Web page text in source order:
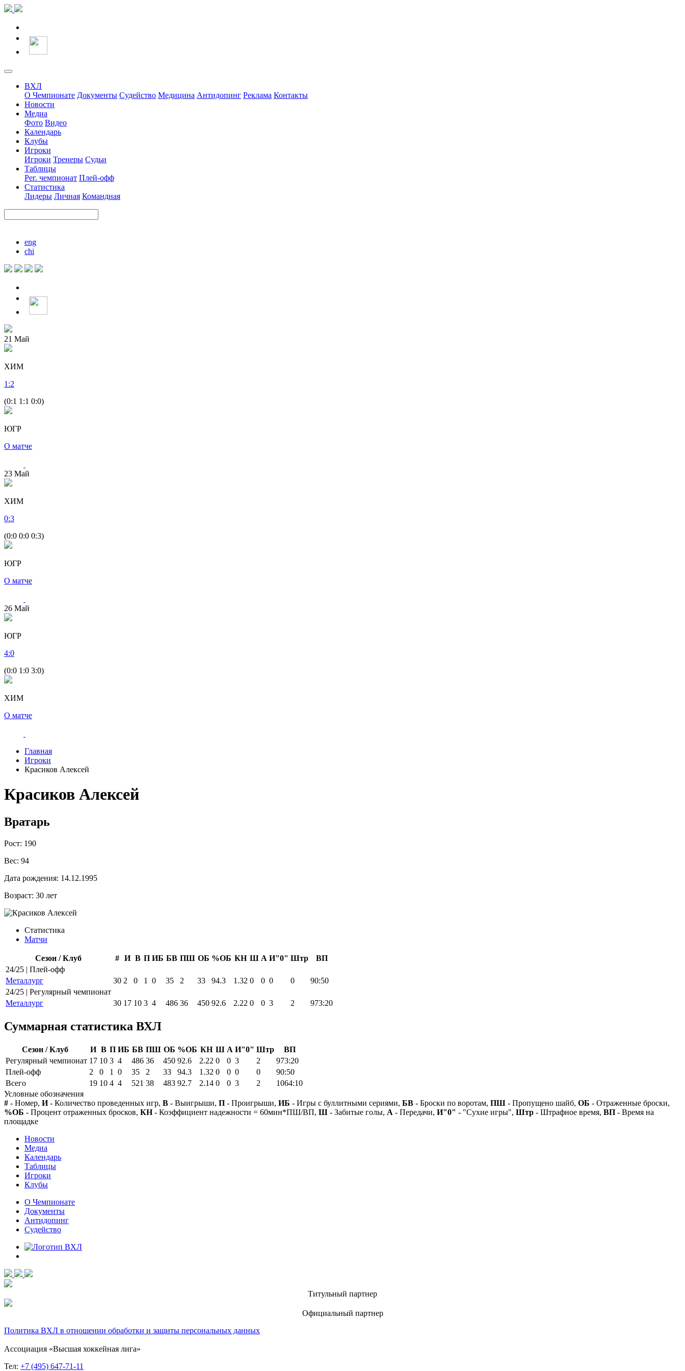
ВХЛ
О Чемпионате Документы Судейство Медицина Антидопинг Реклама Контакты
Новости
Медиа
Фото Видео
Календарь
Клубы
Игроки
Игроки Тренеры Судьи
Таблицы
Рег. чемпионат Плей-офф
Статистика
Лидеры Личная Командная
eng
chi
21 Май
ХИМ
1 :2
(0:1 1:1 0:0)
ЮГР
О матче
23 Май
ХИМ
0:3
(0:0 0:0 0:3)
ЮГР
О матче
26 Май
ЮГР
4:0
(0:0 1:0 3:0)
ХИМ
О матче
Главная
Игроки
Красиков Алексей
Красиков Алексей
Вратарь
Рост: 190
Вес: 94
Дата рождения: 14.12.1995
Возраст: 30 лет
Статистика
Матчи
Сезон / Клуб # И В П ИБ БВ ПШ ОБ %ОБ КН Ш А И"0" Штр
ВП
24/25 | Плей-офф
Металлург
30 2 0 1 0 35 2 33 94.3 1.32 0 0 0 0
90:50
24/25 | Регулярный чемпионат
Металлург
30 17 10 3 4 486 36 450 92.6 2.22 0 0 3 2 973:20
Суммарная статистика ВХЛ
Сезон / Клуб И В П ИБ БВ ПШ ОБ %ОБ КН Ш А И"0" Штр
ВП
Регулярный чемпионат 17 10 3 4 486 36 450 92.6 2.22 0 0 3 2
973:20
Плей-офф
2 0 1 0 35 2 33 94.3 1.32 0 0 0 0
90:50
Всего
19 10 4 4 521 38 483 92.7 2.14 0 0 3 2
1064:10
Условные обозначения
# - Номер, И- Количество проведенных игр, В - Выигрыши, П - Проигрыши, ИБ - Игры с буллитными сериями, БВ - Броски по воротам, ПШ - Пропущено шайб, ОБ - Отраженные броски,
%ОБ - Процент отраженных бросков, КН- Коэффициент надежности = 60мин*ПШ/ВП, Ш - Забитые голы, А - Передачи, И"0" - "Сухие игры", Штр - Штрафное время, ВП - Время на
площадке
Новости
Медиа
Календарь
Таблицы
Игроки
Клубы
О Чемпионате
Документы
Антидопинг
Судейство
Титульный партнер
Официальный партнер
Политика ВХЛ в отношении обработки и защиты персональных данных
Ассоциация «Высшая хоккейная лига»
Тел: +7 (495) 647-71-11